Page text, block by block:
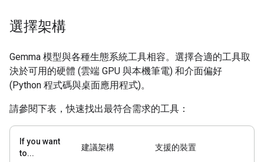
選擇架構
Gemma 模型與各種生態系統工具相容。選擇合適的工具取
決於可用的硬體 (雲端 GPU 與本機筆電) 和介面偏好
(Python 程式碼與桌面應用程式)。
請參閱下表，快速找出最符合需求的工具：
If you want
to...
建議架構 支援的裝置